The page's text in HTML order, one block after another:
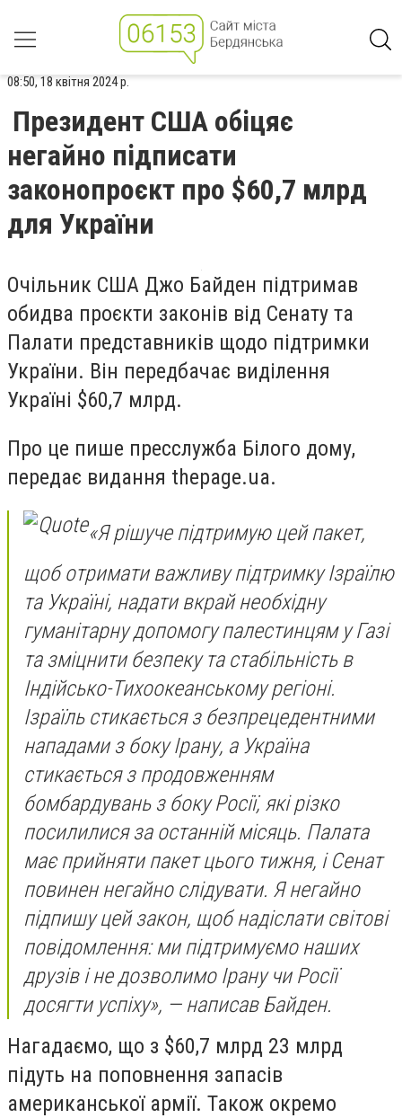
08:50, 18 квітня 2024 р.
Президент США обіцяє
негайно підписати
законопроєкт про $60,7 млрд
для України
Очільник США Джо Байден підтримав
обидва проєкти законів від Сенату та
Палати представників щодо підтримки
України. Він передбачає виділення
Україні $60,7 млрд.
Про це пише пресслужба Білого дому,
передає видання thepage.ua.
«Я рішуче підтримую цей пакет,
щоб отримати важливу підтримку Ізраїлю
та Україні, надати вкрай необхідну
гуманітарну допомогу палестинцям у Газі
та зміцнити безпеку та стабільність в
Індійсько-Тихоокеанському регіоні.
Ізраїль стикається з безпрецедентними
нападами з боку Ірану, а Україна
стикається з продовженням
бомбардувань з боку Росії, які різко
посилилися за останній місяць. Палата
має прийняти пакет цього тижня, і Сенат
повинен негайно слідувати. Я негайно
підпишу цей закон, щоб надіслати світові
повідомлення: ми підтримуємо наших
друзів і не дозволимо Ірану чи Росії
досягти успіху», — написав Байден.
Нагадаємо, що з $60,7 млрд 23 млрд
підуть на поповнення запасів
американської армії. Також окремо